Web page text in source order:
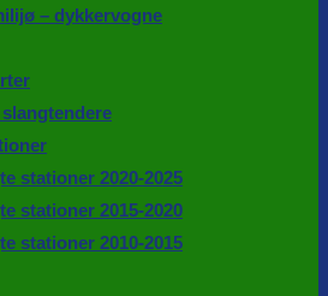
– dykkervogne
stationer 2020-2025
stationer 2015-2020
stationer 2010-2015